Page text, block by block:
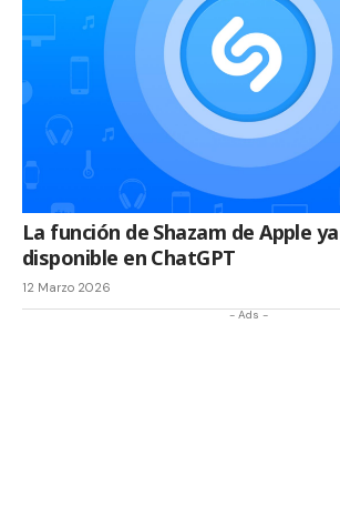
La función de Shazam de Apple
disponible en ChatGPT
12 Marzo 2026
- Ads -